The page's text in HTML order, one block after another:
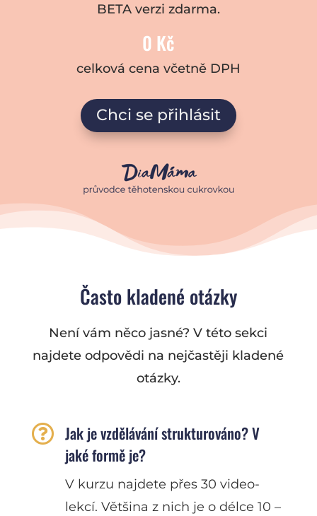
BETA verzi zdarma.
0 Kč
celková cena včetně DPH
Chci se přihlásit
Často kladené otázky
Není vám něco jasné? V této sekci
najdete odpovědi na nejčastěji kladené
otázky.
 Jak je vzdělávání strukturováno? V
jaké formě je?
V kurzu najdete přes 30 video-
lekcí. Většina z nich je o délce 10 –